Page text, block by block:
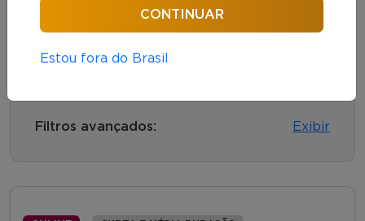
Filtros avançados: Exibir
Estou fora do Brasil